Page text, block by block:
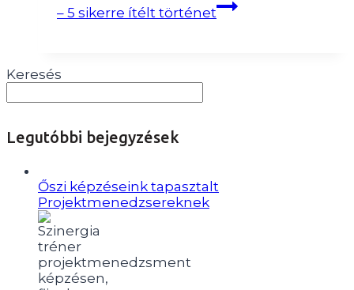
– 5 sikerre ítélt történet
Keresés
Legutóbbi bejegyzések
Őszi képzéseink tapasztalt
Projektmenedzsereknek